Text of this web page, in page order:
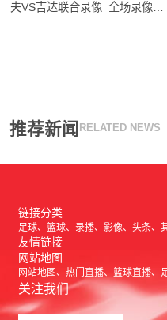
夫VS吉达联合录像_全场录像
推荐新闻 RELATED NEWS
链接分类
足球 篮球 录播 影像 头条
友情链接
网站地图
网站地图 热门直播 篮球直播
关注我们